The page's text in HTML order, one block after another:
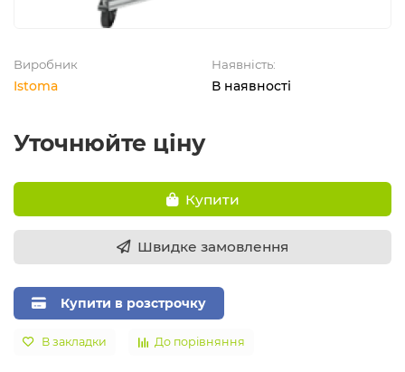
Виробник
Istoma
Наявність:
В наявності
Уточнюйте ціну
Купити
Швидке замовлення
Купити в розстрочку
В закладки До порівняння